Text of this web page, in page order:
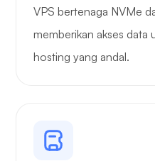
VPS bertenaga NVMe
memberikan akses data
hosting yang andal.